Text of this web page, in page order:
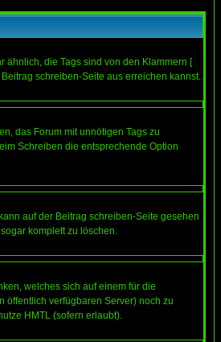
ähnlich, die Tags sind von den Klammern [
schreiben-Seite aus erreichen kannst.
das Forum mit unnötigen Tags zu
Schreiben die entsprechende Option
auf der Beitrag schreiben-Seite gesehen
komplett zu löschen.
welches sich auf einem für die
öffentlich verfügbaren Server) noch zu
HMTL (sofern erlaubt).